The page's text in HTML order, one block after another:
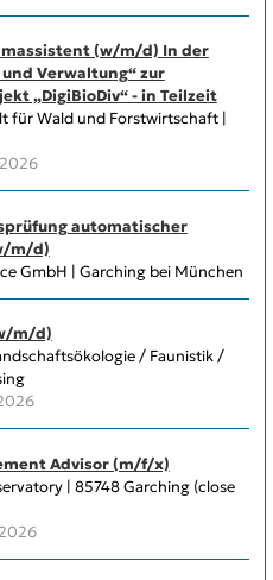
(w/m/d) In der
Verwaltung“ zur
„DigiBioDiv“ - in Teilzeit
für Wald und Forstwirtschaft |
automatischer
m/d)
GmbH | Garching bei München
m/d)
/ Faunistik /
Advisor (m/f/x)
| 85748 Garching (close